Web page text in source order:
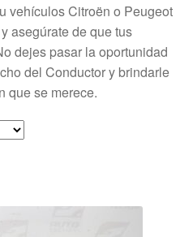
vehículos Citroën o Peugeot
asegúrate de que tus
dejes pasar la oportunidad
del Conductor y brindarle
que se merece.